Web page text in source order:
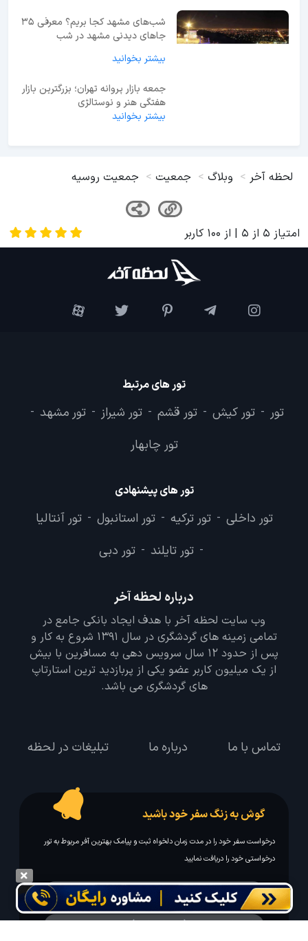
شب‌های مشهد کجا بریم؟ معرفی 35
جاهای دیدنی مشهد در شب
بیشتر بخوانید
جمعه بازار پروانه تهران؛ بزرگترین بازار
هفتگی هنر و نوستالژی
بیشتر بخوانید
لحظه آخر وبلاگ جمعیت جمعیت روسیه
امتیاز 5 از 5 | از 100 کاربر
تور های مرتبط
تور - تور کیش - تور قشم - تور شیراز - تور مشهد -
تور چابهار
تور های پیشنهادی
تور داخلی - تور ترکیه - تور استانبول - تور آنتالیا
- تور تایلند - تور دبی
درباره لحظه آخر
وب سایت لحظه آخر با هدف ایجاد بانکی جامع در
تمامی زمینه های گردشگری در سال 1391 شروع به کار و
پس از حدود 12 سال سرویس دهی به مسافرین با بیش
از یک میلیون کاربر عضو یکی از پربازدید ترین استارتاپ
های گردشگری می باشد.
تماس با ما درباره ما تبلیغات در لحظه
گوش به زنگ سفر خود باشید
درخواست سفر خود را در مدت زمان دلخواه ثبت و پیامک بهترین آفر مربوط به تور
درخواستی خود را دریافت نمایید